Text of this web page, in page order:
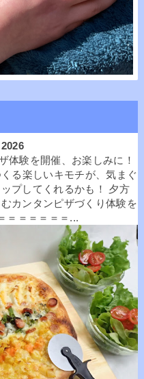
体験を開催、お楽しみに！
る楽しいキモチが、気まぐ
プしてくれるかも！ 夕方
カンタンピザづくり体験を
＝＝＝＝＝＝...